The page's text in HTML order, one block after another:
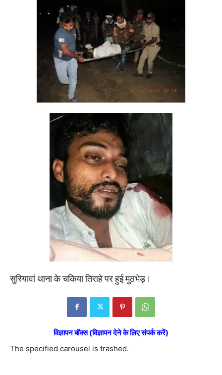
सुरियावां थाना के चकिया तिराहे पर हुई मुठभेड़।
विज्ञापन बॉक्स (विज्ञापन देने के लिए संपर्क करें)
The specified carousel is trashed.